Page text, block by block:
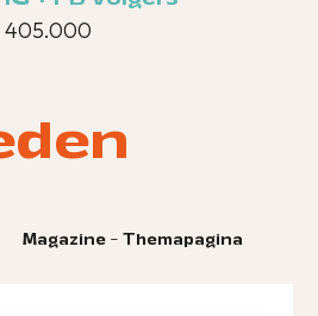
405.000
Magazine -